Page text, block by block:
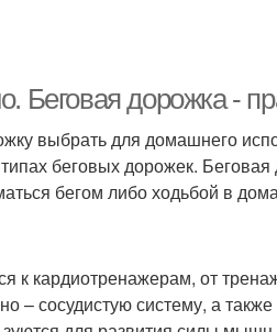
Беговая дорожка -
выбрать для домашнего
беговых дорожек. Беговая
бегом либо ходьбой в
к кардиотренажерам, от
– сосудистую систему, а